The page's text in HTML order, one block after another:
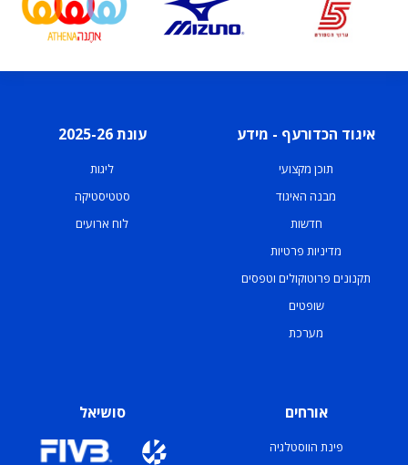
איגוד הכדורעף - מידע
תוכן מקצועי
מבנה האיגוד
חדשות
מדיניות פרטיות
תקנונים פרוטוקולים וטפסים
שופטים
מערכת
עונת 2025-26
ליגות
סטטיסטיקה
לוח ארועים
אורחים
פינת הווסטלגיה
סושיאל